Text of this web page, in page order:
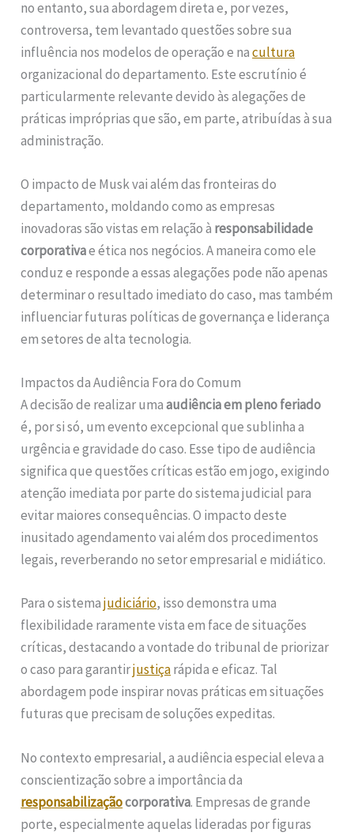
no entanto, sua abordagem direta e, por vezes,
controversa, tem levantado questões sobre sua
influência nos modelos de operação e nacultura
organizacional do departamento. Este escrutínio é
particularmente relevante devido às alegações de
práticas impróprias que são, em parte, atribuídas à sua
administração.
O impacto de Musk vai além das fronteiras do
departamento, moldando como as empresas
inovadoras são vistas em relação à responsabilidade
corporativae ética nos negócios. A maneira como ele
conduz e responde a essas alegações pode não apenas
determinar o resultado imediato do caso, mas também
influenciar futuras políticas de governança e liderança
em setores de alta tecnologia.
Impactos da Audiência Fora do Comum
A decisão de realizar umaaudiência em pleno feriado
é, por si só, um evento excepcional que sublinha a
urgência e gravidade do caso. Esse tipo de audiência
significa que questões críticas estão em jogo, exigindo
atenção imediata por parte do sistema judicial para
evitar maiores consequências. O impacto deste
inusitado agendamento vai além dos procedimentos
legais, reverberando no setor empresarial e midiático.
Para o sistemajudiciário, isso demonstra uma
flexibilidade raramente vista em face de situações
críticas, destacando a vontade do tribunal de priorizar
o caso para garantirjustiçarápida e eficaz. Tal
abordagem pode inspirar novas práticas em situações
futuras que precisam de soluções expeditas.
No contexto empresarial, a audiência especial eleva a
conscientização sobre a importância da
responsabilizaçãocorporativa. Empresas de grande
porte, especialmente aquelas lideradas por figuras